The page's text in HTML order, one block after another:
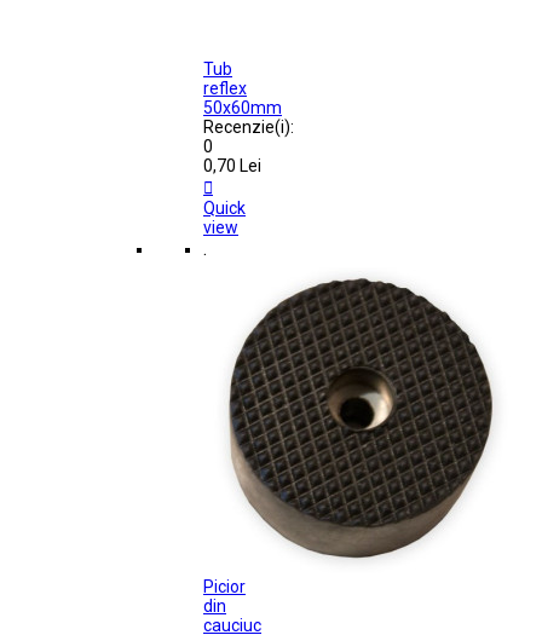
Tub
reflex
50x60mm
Recenzie(i):
0
0,70 Lei

Quick
view
.
Picior
din
cauciuc